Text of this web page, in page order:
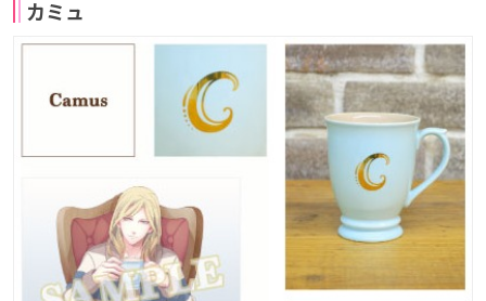
カミュ